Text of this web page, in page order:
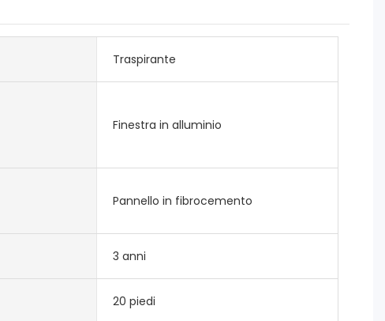
Traspirante
Finestra in alluminio
Pannello in fibrocemento
3 anni
20 piedi